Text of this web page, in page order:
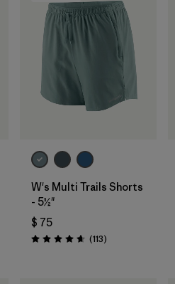
W's Multi Trails Shorts
- 5½"
$ 75
Valoración: 4.7 / 5
(113Comentarios
)